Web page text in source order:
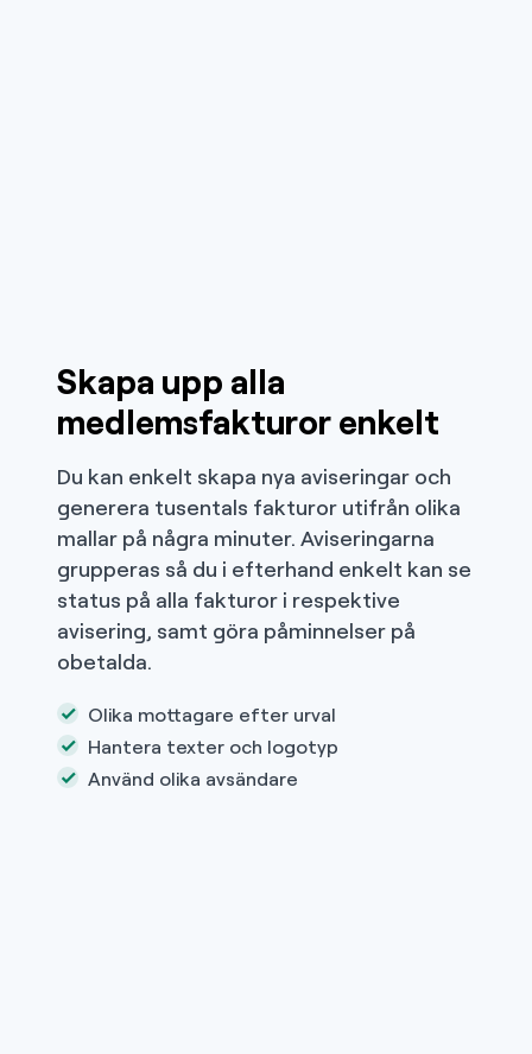
Skapa upp alla
medlemsfakturor enkelt
Du kan enkelt skapa nya aviseringar och
generera tusentals fakturor utifrån olika
mallar på några minuter. Aviseringarna
grupperas så du i efterhand enkelt kan se
status på alla fakturor i respektive
avisering, samt göra påminnelser på
obetalda.
Olika mottagare efter urval
Hantera texter och logotyp
Använd olika avsändare